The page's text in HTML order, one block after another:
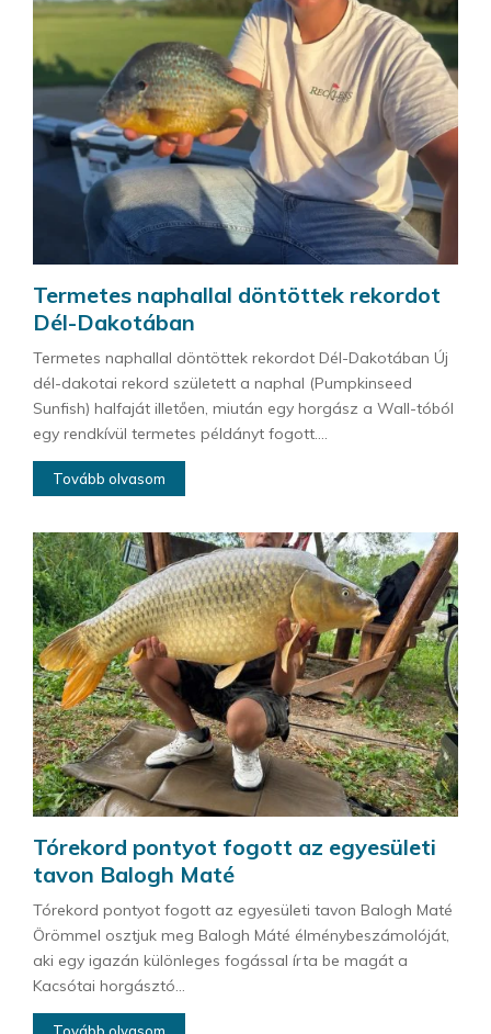
Termetes naphallal döntöttek rekordot
Dél-Dakotában
Termetes naphallal döntöttek rekordot Dél-Dakotában Új
dél-dakotai rekord született a naphal (Pumpkinseed
Sunfish) halfaját illetően, miután egy horgász a Wall-tóból
egy rendkívül termetes példányt fogott....
Tovább olvasom
Tórekord pontyot fogott az egyesületi
tavon Balogh Maté
Tórekord pontyot fogott az egyesületi tavon Balogh Maté
Örömmel osztjuk meg Balogh Máté élménybeszámolóját,
aki egy igazán különleges fogással írta be magát a
Kacsótai horgásztó...